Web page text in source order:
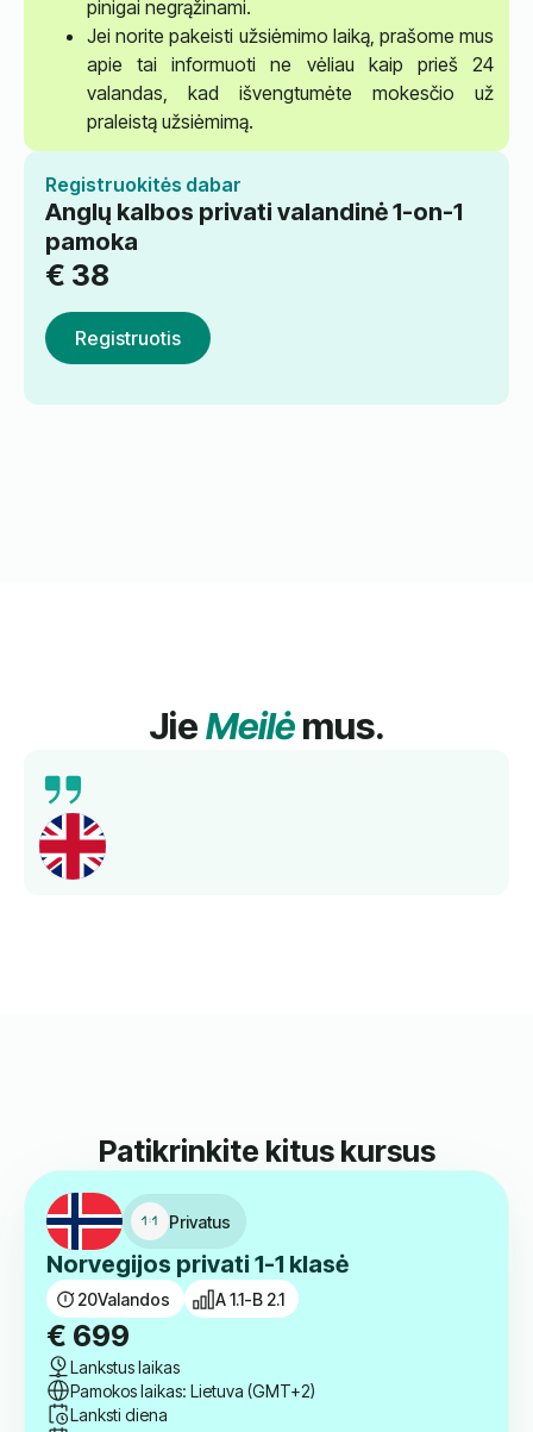
pinigai negrąžinami.
Jei norite pakeisti užsiėmimo laiką, prašome mus
apie tai informuoti ne vėliau kaip prieš 24
valandas, kad išvengtumėte mokesčio už
praleistą užsiėmimą.
Registruokitės dabar
Anglų kalbos privati valandinė 1-on-1
pamoka
€ 38
Registruotis
JieMeilėmus.
Išsamus mokymas, kompetentingi mokytojai ir
geresnis kalbos mokėjimas per trumpą laiką.
Rekomenduojama!
Patikrinkite kitus kursus